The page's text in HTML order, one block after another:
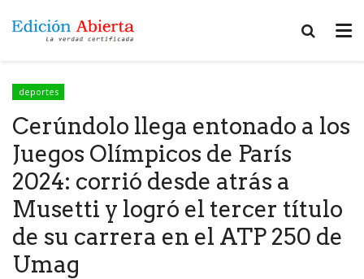
deportes
Cerúndolo llega entonado a los
Juegos Olímpicos de París
2024: corrió desde atrás a
Musetti y logró el tercer título
de su carrera en el ATP 250 de
Umag